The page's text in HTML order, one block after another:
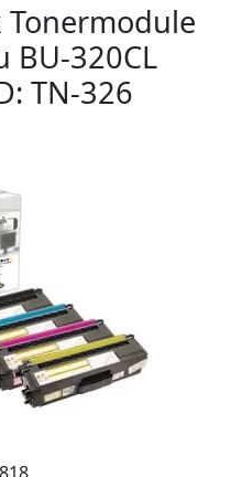
Tonermodule
BU-320CL
TN-326